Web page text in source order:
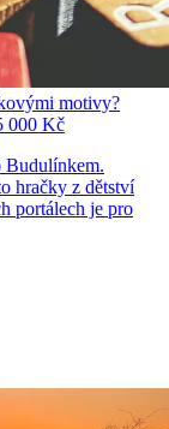
motivy?
000 Kč
Budulínkem.
hračky z dětství
portálech je pro